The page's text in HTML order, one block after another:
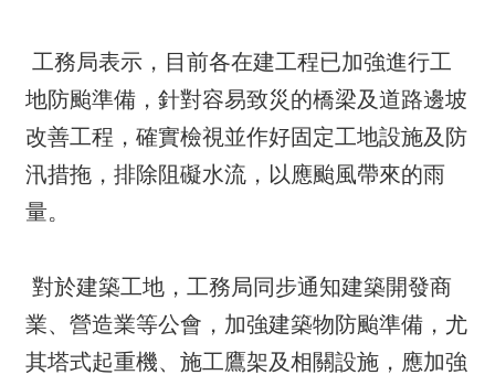
工務局表示，目前各在建工程已加強進行工
地防颱準備，針對容易致災的橋梁及道路邊坡
改善工程，確實檢視並作好固定工地設施及防
汛措拖，排除阻礙水流，以應颱風帶來的雨
量。
對於建築工地，工務局同步通知建築開發商
業、營造業等公會，加強建築物防颱準備，尤
其塔式起重機、施工鷹架及相關設施，應加強